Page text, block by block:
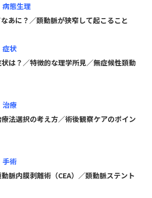
態生理
あに？／頚動脈が狭窄して起こること
状
は？／特徴的な理学所見／無症候性頚動
療
法選択の考え方／術後観察ケアのポイン
術
脈内膜剥離術（CEA）／頚動脈ステント